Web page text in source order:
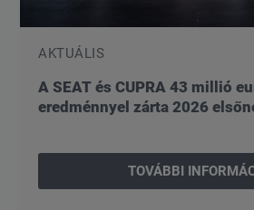
AKTUÁLIS
A SEAT és CUPRA 43 millió
eredménnyel zárta 2026
TOVÁBBI